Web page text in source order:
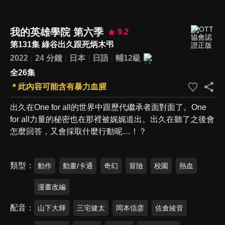
我的英雄學院 第六季
9.2
第131集 綠谷出久跟死炳木弔
2022
24 分鐘 日本 日語
輔12級
全26集
＊此內容可能含有暴力血腥
出久在One for all的世界中跟歷代繼承者面對面了。One
for all力量的秘密也在那裡被娓娓道出。出久在聽了之後會
怎麼回答，又會採取什麼行動呢…！？
類型 動作 動畫/卡通 奇幻 冒險 校園 熱血
漫畫改編
配音 山下大輝 三宅健太 岡本信彦 佐倉綾音